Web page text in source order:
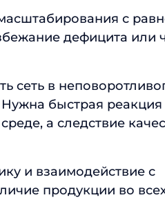
с
дефицита или
сеть в
быстрая реакция
а следствие
и взаимодействие с
продукции во